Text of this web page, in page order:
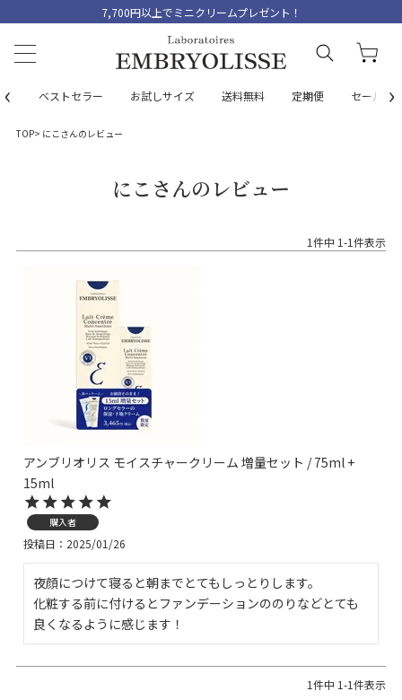
7,700円以上でミニクリームプレゼント！
‹ ベストセラー お試しサイズ 送料無料 定期便 セール ›
TOP にこさんのレビュー
にこさんのレビュー
1件中 1-1件表示
アンブリオリス モイスチャークリーム 増量セット / 75ml +
15ml
購入者
投稿日 2025/01/26
夜顔につけて寝ると朝までとてもしっとりします。
化粧する前に付けるとファンデーションののりなどとても
良くなるように感じます！
1件中 1-1件表示